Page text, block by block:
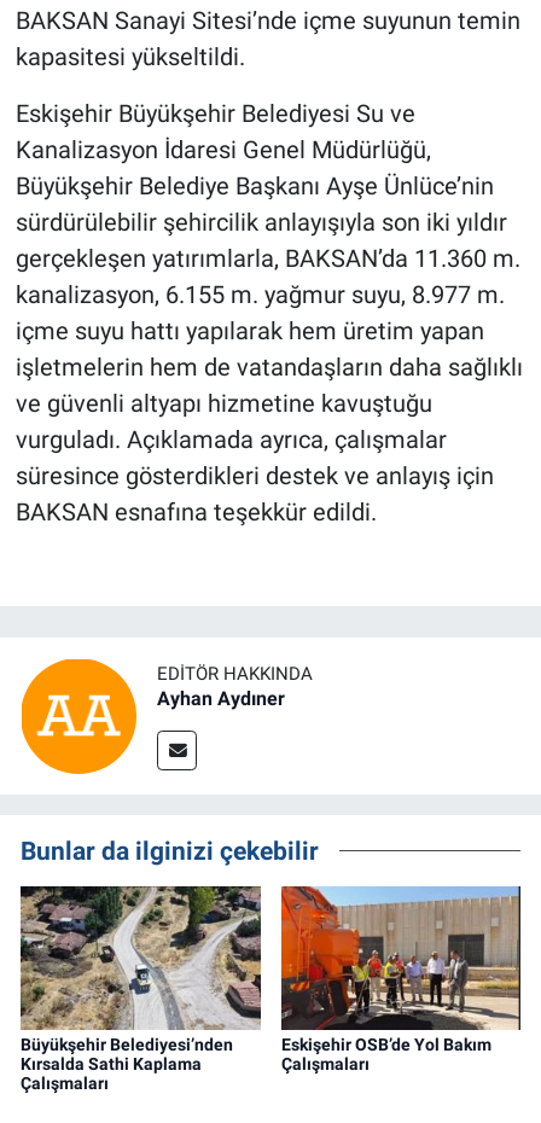
BAKSAN Sanayi Sitesi’nde içme suyunun temin
kapasitesi yükseltildi.
Eskişehir Büyükşehir Belediyesi Su ve
Kanalizasyon İdaresi Genel Müdürlüğü,
Büyükşehir Belediye Başkanı Ayşe Ünlüce’nin
sürdürülebilir şehircilik anlayışıyla son iki yıldır
gerçekleşen yatırımlarla, BAKSAN’da 11.360 m.
kanalizasyon, 6.155 m. yağmur suyu, 8.977 m.
içme suyu hattı yapılarak hem üretim yapan
işletmelerin hem de vatandaşların daha sağlıklı
ve güvenli altyapı hizmetine kavuştuğu
vurguladı. Açıklamada ayrıca, çalışmalar
süresince gösterdikleri destek ve anlayış için
BAKSAN esnafına teşekkür edildi.
EDITÖR HAKKINDA
Ayhan Aydıner
Bunlar da ilginizi çekebilir
Büyükşehir Belediyesi’nden
Kırsalda Sathi Kaplama
Çalışmaları
Eskişehir OSB’de Yol Bakım
Çalışmaları